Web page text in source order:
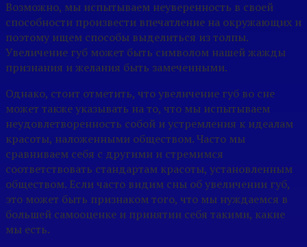
Возможно, мы испытываем неуверенность в своей
способности произвести впечатление на окружающих и
поэтому ищем способы выделиться из толпы.
Увеличение губ может быть символом нашей жажды
признания и желания быть замеченными.
Однако, стоит отметить, что увеличение губ во сне
может также указывать на то, что мы испытываем
неудовлетворенность собой и устремления к идеалам
красоты, наложенными обществом. Часто мы
сравниваем себя с другими и стремимся
соответствовать стандартам красоты, установленным
обществом. Если часто видим сны об увеличении губ,
это может быть признаком того, что мы нуждаемся в
большей самооценке и принятии себя такими, какие
мы есть.